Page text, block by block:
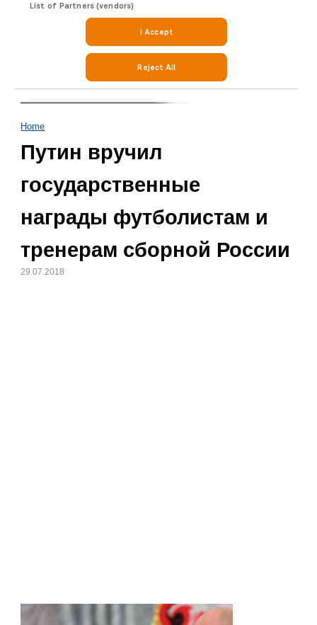
Home
Путин вручил
государственные
награды футболистам и
тренерам сборной России
29.07.2018